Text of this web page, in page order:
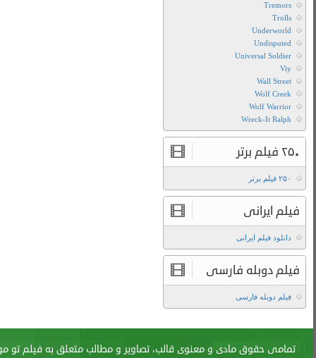
از آن پیگرد قانونی دارد.